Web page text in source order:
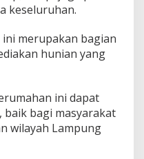
o
n
A
H
u
n
keseluruhan.
merupakan bagian
hunian yang
ini dapat
bagi masyarakat
wilayah Lampung